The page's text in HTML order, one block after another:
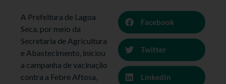
A Prefeitura de Lagoa
Seca, por meio da
Secretaria de Agricultura
e Abastecimento, iniciou
a campanha de vacinação
contra a Febre Aftosa,
Facebook
Twitter
LinkedIn